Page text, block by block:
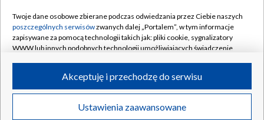
Transmisje Wideo
Emisja w TVP
Rada Programowa
Ogłoszenia przetargowe
Akademia Telewizyjna
Kanały
©2026 Telewizja Polska Spółka Akcyjna w likwidacji
Twoje dane osobowe zbierane podczas odwiedzania przez Ciebie naszych
poszczególnych serwisówzwanych dalej „Portalem”, w tym informacje
zapisywane za pomocą technologii takich jak: pliki cookie, sygnalizatory
WWW lub innych podobnych technologii umożliwiających świadczenie
ruchu w Internecie.
Twoje dane osobowe zbierane podczas odwiedzania przez Ciebie
poszczególnych serwisówna Portalu, takie jak adresy IP, identyfikatory
Ustawienia zaawansowane
Akceptuję i przechodzę do serwisu